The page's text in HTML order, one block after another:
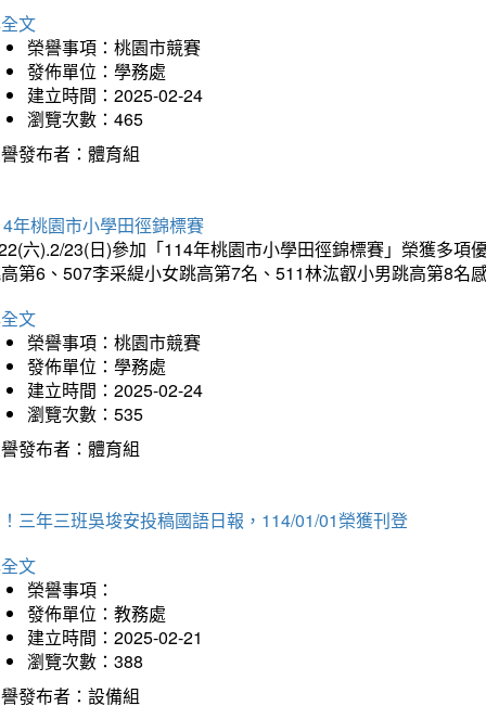
文
榮譽事項：桃園市競賽
發佈單位：學務處
建立時間：2025-02-24
瀏覽次數：465
發布者：體育組
年桃園市小學田徑錦標賽
六).2/23(日)參加「114年桃園市小學田徑錦標賽」榮獲多
第6、507李采緹小女跳高第7名、511林汯叡小男跳高第8名
文
榮譽事項：桃園市競賽
發佈單位：學務處
建立時間：2025-02-24
瀏覽次數：535
發布者：體育組
三年三班吳埈安投稿國語日報，114/01/01榮獲刊登
文
榮譽事項：
發佈單位：教務處
建立時間：2025-02-21
瀏覽次數：388
發布者：設備組